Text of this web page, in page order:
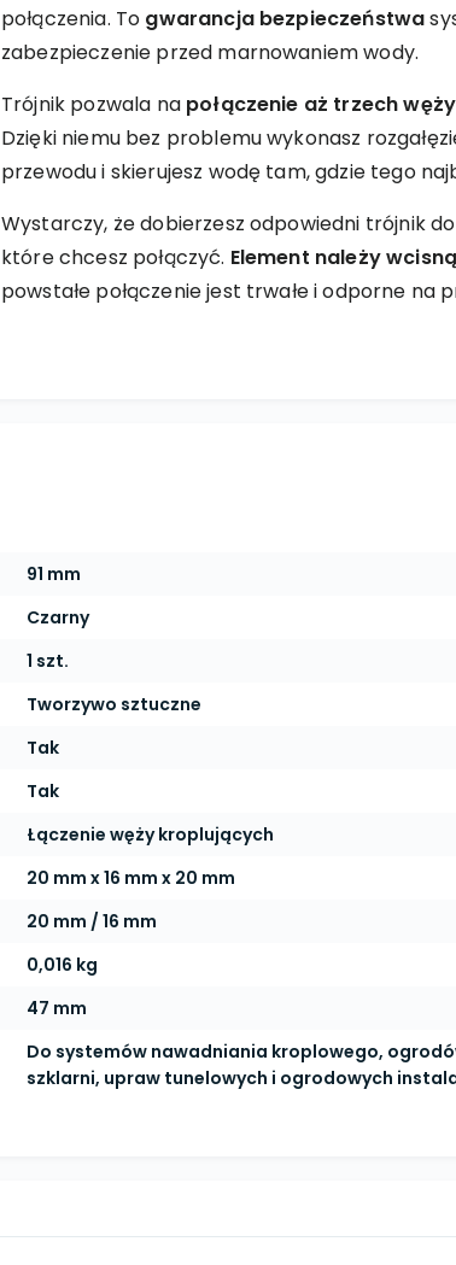
połączenia. To gwarancja bezpieczeństwa
zabezpieczenie przed marnowaniem wody.
Trójnik pozwala na połączenie aż trzech
Dzięki niemu bez problemu wykonasz
przewodu i skierujesz wodę tam, gdzie tego
Wystarczy, że dobierzesz odpowiedni trójnik
które chcesz połączyć. Element należy
powstałe połączenie jest trwałe i odporne na
91 mm
Czarny
1 szt.
Tworzywo sztuczne
Tak
Tak
Łączenie węży kroplujących
20 mm x 16 mm x 20 mm
20 mm / 16 mm
0,016 kg
47 mm
Do systemów nawadniania kroplowego,
szklarni, upraw tunelowych i ogrodowych